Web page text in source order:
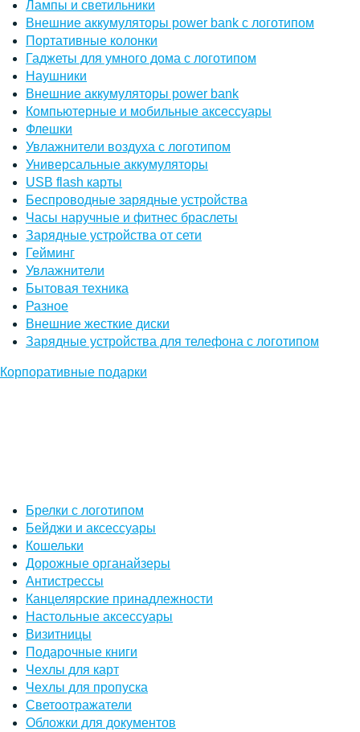
Лампы и светильники
Внешние аккумуляторы power bank с логотипом
Портативные колонки
Гаджеты для умного дома с логотипом
Наушники
Внешние аккумуляторы power bank
Компьютерные и мобильные аксессуары
Флешки
Увлажнители воздуха с логотипом
Универсальные аккумуляторы
USB flash карты
Беспроводные зарядные устройства
Часы наручные и фитнес браслеты
Зарядные устройства от сети
Гейминг
Увлажнители
Бытовая техника
Разное
Внешние жесткие диски
Зарядные устройства для телефона с логотипом
Корпоративные подарки
Брелки с логотипом
Бейджи и аксессуары
Кошельки
Дорожные органайзеры
Антистрессы
Канцелярские принадлежности
Настольные аксессуары
Визитницы
Подарочные книги
Чехлы для карт
Чехлы для пропуска
Светоотражатели
Обложки для документов